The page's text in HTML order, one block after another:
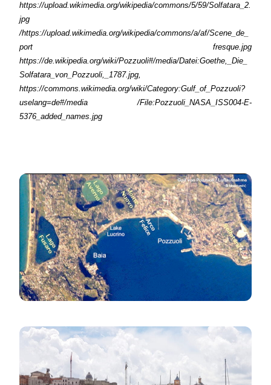
https://upload.wikimedia.org/wikipedia/commons/5/59/Solfatara_2.
jpg
/https://upload.wikimedia.org/wikipedia/commons/a/af/Scene_de_
port fresque.jpg
https://de.wikipedia.org/wiki/Pozzuoli#/media/Datei:Goethe,_Die_
Solfatara_von_Pozzuoli,_1787.jpg,
https://commons.wikimedia.org/wiki/Category:Gulf_of_Pozzuoli?
uselang=de#/media /File:Pozzuoli_NASA_ISS004-E-
5376_added_names.jpg